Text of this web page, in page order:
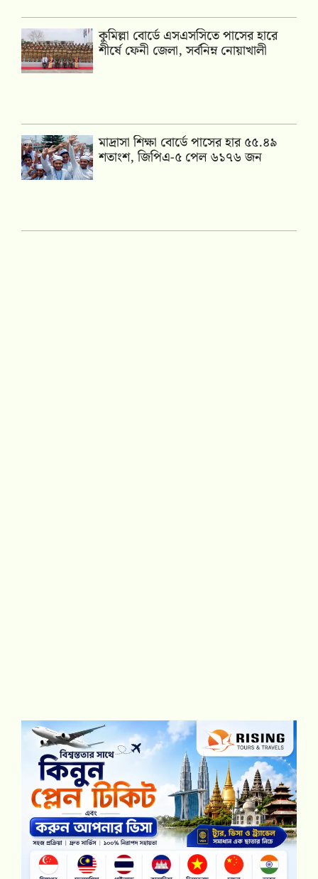
কুমিল্লা বোর্ডে এসএসসিতে পাসের হারে
শীর্ষে ফেনী জেলা, সর্বনিম্ন নোয়াখালী
মাদ্রাসা শিক্ষা বোর্ডে পাসের হার ৫৫.৪৯
শতাংশ, জিপিএ-৫ পেল ৬১৭৬ জন